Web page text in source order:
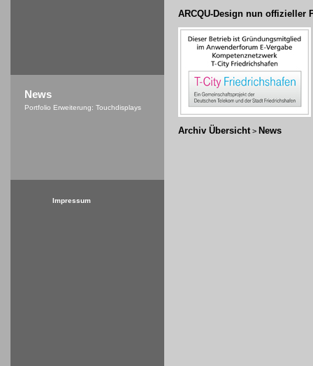
ARCQU-Design nun offizieller
Archiv Übersicht > News
News
Portfolio Erweiterung: Touchdisplays
Impressum